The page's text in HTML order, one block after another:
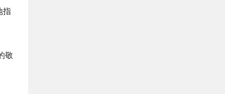
指
敬